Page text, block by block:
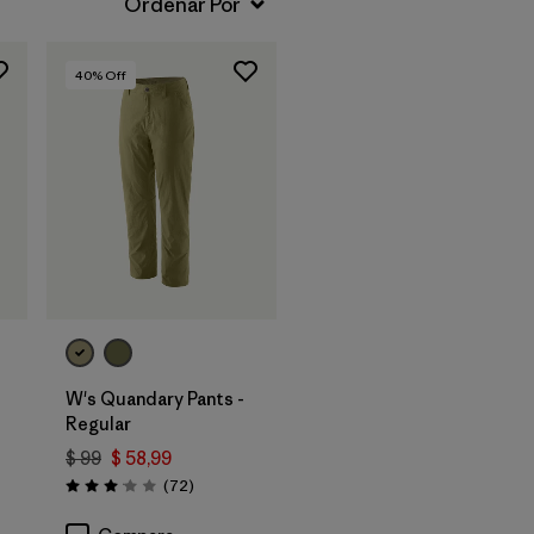
40% Off
W's Quandary Pants -
Regular
$ 99 $ 58,99
Valoración: 3.1 / 5
(72Comentarios
)